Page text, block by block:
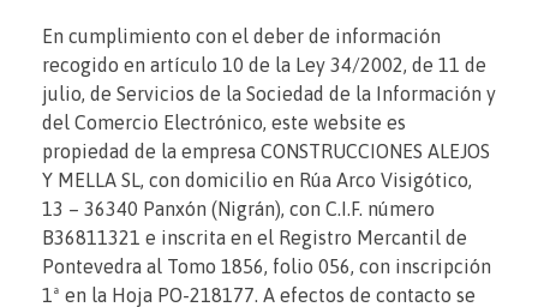
Obra nueva
Viviendas Unifamiliares
Viviendas modulares
Promoción
Rehabilitación
Reformas
BIOCONSTRUCCIÓN
TRABAJOS REALIZADOS
CONTACTA
En cumplimiento con el deber de información
recogido en artículo 10 de la Ley 34/2002, de 11 de
julio, de Servicios de la Sociedad de la Información y
del Comercio Electrónico, este website es
propiedad de la empresa CONSTRUCCIONES ALEJOS
Y MELLA SL, con domicilio en Rúa Arco Visigótico,
13 – 36340 Panxón (Nigrán), con C.I.F. número
B36811321 e inscrita en el Registro Mercantil de
Pontevedra al Tomo 1856, folio 056, con inscripción
1ª en la Hoja PO-218177. A efectos de contacto se